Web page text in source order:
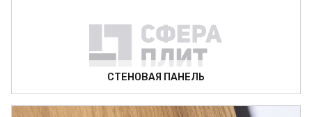
СТЕНОВАЯ ПАНЕЛЬ